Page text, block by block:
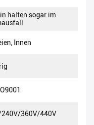
halten sogar im
Innen
240V/360V/440V